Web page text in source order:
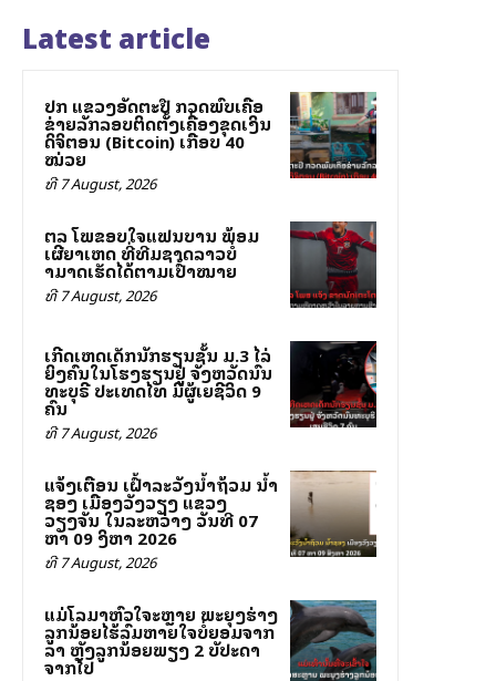
Latest article
ປກສ ແຂວງອັດຕະປື ກວດພົບເຄືອ
ຂ່າຍລັກລອບຕິດຕັ້ງເຄື່ອງຂຸດເງິນ
ດິຈິຕອນ (Bitcoin) ເກືອບ 40
ໝ່ວຍ
ທີ 7 August, 2026
ສຕລ ໂພສຂອບໃຈແຟນບານ ພ້ອມ
ເຜີຍສາເຫດ ທີ່ທີມຊາດລາວບໍ່
ສາມາດເຮັດໄດ້ຕາມເປົ້າໝາຍ
ທີ 7 August, 2026
ເກີດເຫດເດັກນັກຮຽນຊັ້ນ ມ.3 ໄລ່
ຍິງຄົນໃນໂຮງຮຽນຢູ່ ຈັງຫວັດນົນ
ທະບຸຣີ ປະເທດໄທ ມີຜູ້ເສຍຊີວິດ 9
ຄົນ
ທີ 7 August, 2026
ແຈ້ງເຕືອນ ເຝົ້າລະວັງນ້ຳຖ້ວມ ນ້ຳ
ຊອງ ເມືອງວັງວຽງ ແຂວງ
ວຽງຈັນ ໃນລະຫວ່າງ ວັນທີ 07
ຫາ 09 ສິງຫາ 2026
ທີ 7 August, 2026
ແມ່ໂລມາຫົວໃຈສະຫຼາຍ ພະຍຸງຮ່າງ
ລູກນ້ອຍໄຮ້ລົມຫາຍໃຈບໍ່ຍອມຈາກ
ລາ ຫຼັງລູກນ້ອຍພຽງ 2 ສັບປະດາ
ຈາກໄປ